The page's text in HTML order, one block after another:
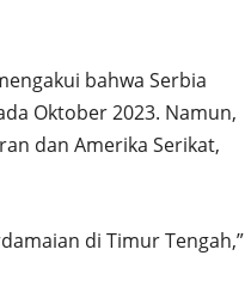
bahwa Serbia
Oktober 2023. Namun,
dan Amerika Serikat,
di Timur Tengah,”